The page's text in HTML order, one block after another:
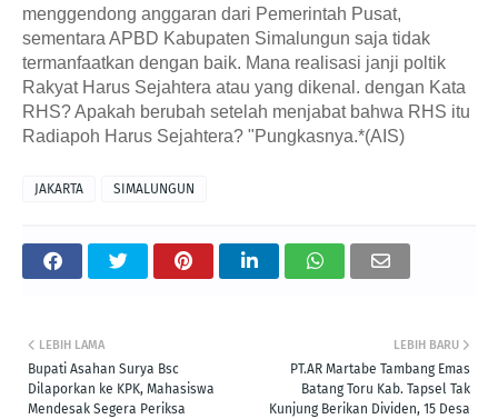
menggendong anggaran dari Pemerintah Pusat,
sementara APBD Kabupaten Simalungun saja tidak
termanfaatkan dengan baik. Mana realisasi janji poltik
Rakyat Harus Sejahtera atau yang dikenal. dengan Kata
RHS? Apakah berubah setelah menjabat bahwa RHS itu
Radiapoh Harus Sejahtera? "Pungkasnya.*(AIS)
JAKARTA SIMALUNGUN
LEBIH BARU
PT.AR Martabe Tambang Emas
Batang Toru Kab. Tapsel Tak
Kunjung Berikan Dividen, 15 Desa
LEBIH LAMA
Bupati Asahan Surya Bsc
Dilaporkan ke KPK, Mahasiswa
Mendesak Segera Periksa